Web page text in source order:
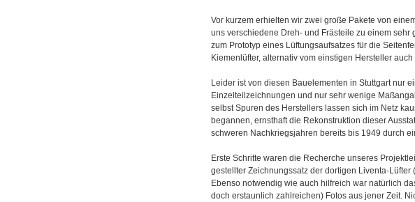
Vor kurzem erhielten wir zwei große Pakete von
uns verschiedene Dreh- und Frästeile zu einem
zum Prototyp eines Lüftungsaufsatzes für die
Kiemenlüfter, alternativ vom einstigen Hersteller
Leider ist von diesen Bauelementen in Stuttgart nur
Einzelteilzeichnungen und nur sehr wenige
selbst Spuren des Herstellers lassen sich im Netz
begannen, ernsthaft die Rekonstruktion dieser
schweren Nachkriegsjahren bereits bis 1949 durch
Erste Schritte waren die Recherche unseres
gestellter Zeichnungssatz der dortigen Liventa-
Ebenso notwendig wie auch hilfreich war natürlich
doch erstaunlich zahlreichen) Fotos aus jener Zeit.